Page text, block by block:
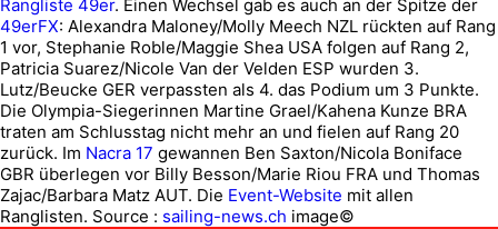
Rangliste 49er. Einen Wechsel gab es auch an der Spitze der
49erFX: Alexandra Maloney/Molly Meech NZL rückten auf Rang
1 vor, Stephanie Roble/Maggie Shea USA folgen auf Rang 2,
Patricia Suarez/Nicole Van der Velden ESP wurden 3.
Lutz/Beucke GER verpassten als 4. das Podium um 3 Punkte.
Die Olympia-Siegerinnen Martine Grael/Kahena Kunze BRA
traten am Schlusstag nicht mehr an und fielen auf Rang 20
zurück. Im Nacra 17 gewannen Ben Saxton/Nicola Boniface
GBR überlegen vor Billy Besson/Marie Riou FRA und Thomas
Zajac/Barbara Matz AUT. Die Event-Website mit allen
Ranglisten. Source : sailing-news.ch image©